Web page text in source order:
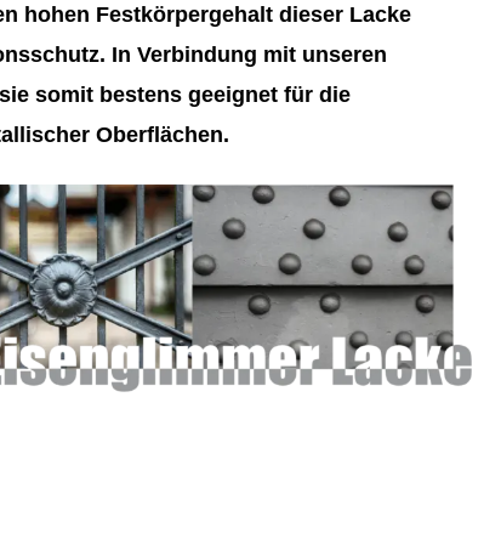
hohen Festkörpergehalt dieser Lacke
In Verbindung mit unseren
somit bestens geeignet für die
Oberflächen.